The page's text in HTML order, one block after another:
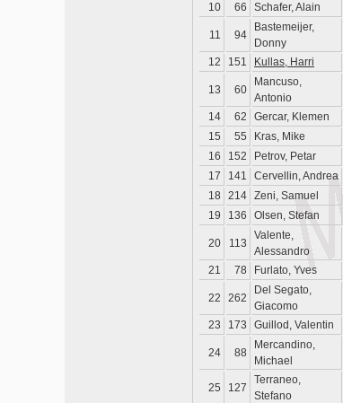
10 66 Schafer, Alain
11 94
Bastemeijer,
Donny
12 151 Kullas, Harri
13 60
Mancuso,
Antonio
14 62 Gercar, Klemen
15
55 Kras, Mike
16
152 Petrov, Petar
17
141 Cervellin, Andrea
18
214 Zeni, Samuel
19
136 Olsen, Stefan
20 113
Valente,
Alessandro
21 78 Furlato, Yves
22 262
Del Segato,
Giacomo
23 173 Guillod, Valentin
24 88
Mercandino,
Michael
25 127
Terraneo,
Stefano